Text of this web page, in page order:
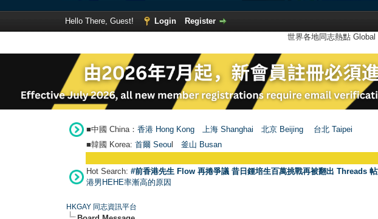
Hello There, Guest! Login
Register
世界各地同志熱點
■中國 China： 香港 Hong Kong 上海 Shanghai 北京 Beijing 台北 Taipei
■韓國 Korea: 首爾 Seou 釜山 Busan
Hot Search: #前香港先生 Flow 再捲爭議 昔日鍾培生百萬挑戰再被翻出 Threads
港男HEHE率漸高的原因
HKGAY 同志資訊平台